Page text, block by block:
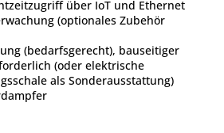
über IoT und Ethernet
(optionales Zubehör
(bedarfsgerecht), bauseitiger
(oder elektrische
als Sonderausstattung)